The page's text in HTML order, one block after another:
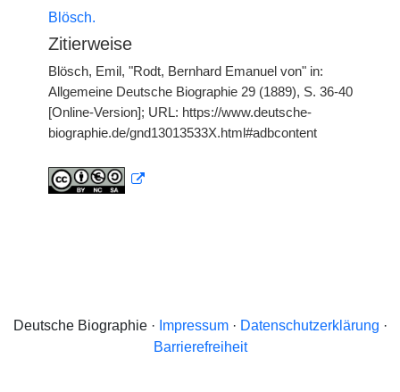
Blösch.
Zitierweise
Blösch, Emil, "Rodt, Bernhard Emanuel von" in:
Allgemeine Deutsche Biographie 29 (1889), S. 36-40
[Online-Version]; URL: https://www.deutsche-
biographie.de/gnd13013533X.html#adbcontent
Deutsche Biographie · Impressum· Datenschutzerklärung ·
Barrierefreiheit